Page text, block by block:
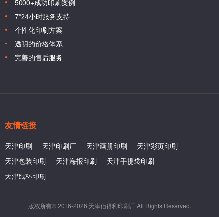
5000+成功印刷案例
7*24小时服务支持
个性化印刷方案
透明的价格体系
完善的售后服务
友情链接
天津印刷 天津印刷厂 天津画册印刷
天津彩页印刷
天津包装印刷
天津海报印刷
天津手提袋印刷
天津纸杯印刷
版权所有© 2016-2026 天津佰得利印刷厂 All Rights Reserved.